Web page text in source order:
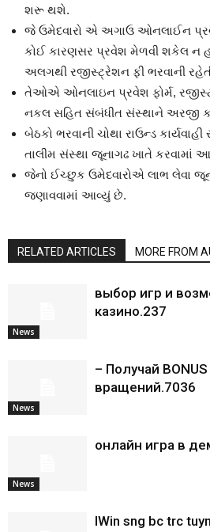
શરૂ થશે.
જે ઉમેદવારો એ અગાઉ ઓનલાઈન
કોઈ કારણસર પ્રવેશ મેળવી શકેલ ન
અલગથી રજીસ્ટ્રેશન ફી ભરવાની
તેઓએ ઓનલાઇન પ્રવેશ ફોર્મ,
નકલ સહિત સંબંધીત સંસ્થાને અરજી
બેઠકો ભરવાની ચોથા રાઉન્ડ
તાલીમ સંસ્થા જૂનાગઢ ખાતે કરવામાં
જેનો ઈચ્છુક ઉમેદવારોએ લાભ લેવા
જણાવવામાં આવ્યું છે.
RELATED ARTICLES MORE FROM
News
выбор игр и
казино.237
News
– Получай
вращений.7036
News
онлайн игра в
IWin sng bc trc